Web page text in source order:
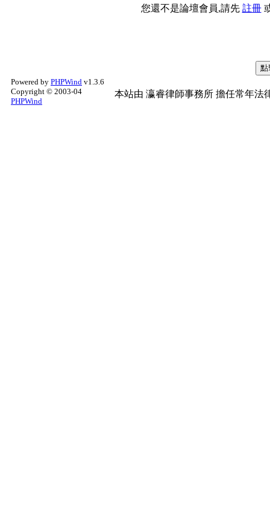
您還不是論壇會員,請先 註冊
Powered by PHPWind v1.3.6
Copyright © 2003-04
PHPWind
本站由 瀛睿律師事務所 擔任常年法